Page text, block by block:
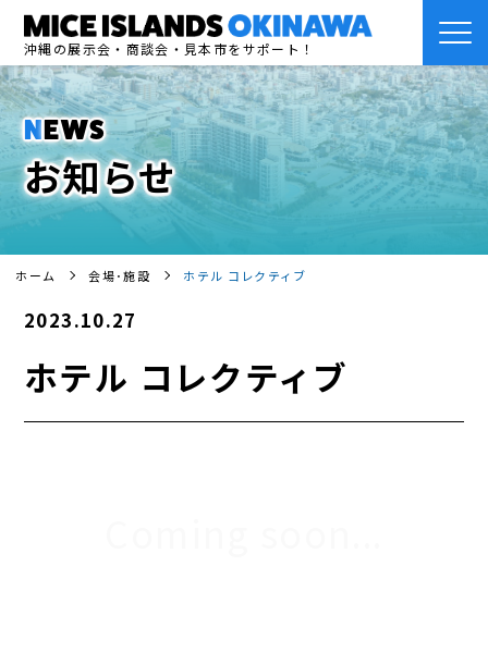
沖縄の展示会・商談会・見本市をサポート！
NEWS
お知らせ
ホーム 会場･施設 ホテル コレクティブ
2023.10.27
ホテル コレクティブ